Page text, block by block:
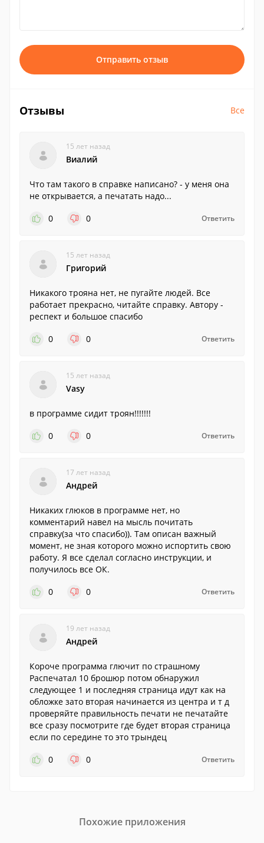
Отправить отзыв
Отзывы Все
15 лет назад
Виалий
Что там такого в справке написано? - у меня она
не открывается, а печатать надо...
0
0 Ответить
15 лет назад
Григорий
Никакого трояна нет, не пугайте людей. Все
работает прекрасно, читайте справку. Автору -
респект и большое спасибо
0
0 Ответить
15 лет назад
Vasy
в программе сидит троян!!!!!!!
0
0 Ответить
17 лет назад
Андрей
Никаких глюков в программе нет, но
комментарий навел на мысль почитать
справку(за что спасибо)). Там описан важный
момент, не зная которого можно испортить свою
работу. Я все сделал согласно инструкции, и
получилось все ОК.
0
0 Ответить
19 лет назад
Андрей
Короче программа глючит по страшному
Распечатал 10 брошюр потом обнаружил
следующее 1 и последняя страница идут как на
обложке зато вторая начинается из центра и т д
проверяйте правильность печати не печатайте
все сразу посмотрите где будет вторая страница
если по середине то это трындец
0
0 Ответить
Похожие приложения